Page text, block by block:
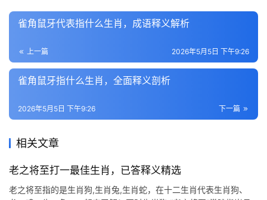
雀角鼠牙代表指什么生肖，成语释义解析
上一篇 2026年5月5日 下午9:26
雀角鼠牙指什么生肖，全面释义剖析
下一篇
2026年5月5日 下午9:26
相关文章
老之将至打一最佳生肖，已答释义精选
老之将至指的是生肖狗,生肖兔,生肖蛇，在十二生肖代表生肖狗、